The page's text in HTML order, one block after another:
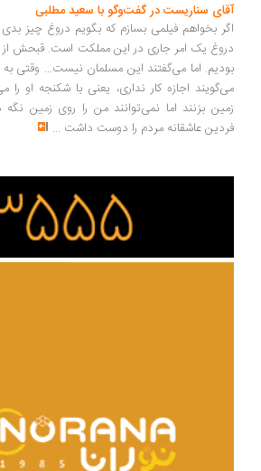
سناریست در گفت‌وگو با سعید مطلبی
بخواهم فیلمی بسازم که بگویم دروغ چیز بدی است
یک امر جاری در این مملکت است. قبحش از بین
اما می‌گفتند این مسلمان نیست... وقتی به آدمی
اجازه کار نداری، یعنی با شکنجه او را
بزنند اما نمی‌توانند من را روی زمین نگه
عاشقانه مردم را دوست داشت ...